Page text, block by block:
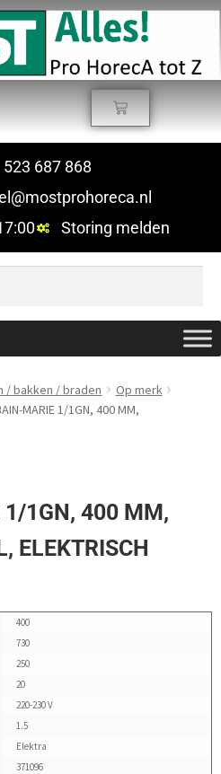
523 687 868
Storing melden
/ bakken / braden
Op merk
MARIE 1/1GN, 400 MM,
1GN, 400 MM,
ELEKTRISCH
400
730
250
20
220-230 V
1.5
Elektra
371096